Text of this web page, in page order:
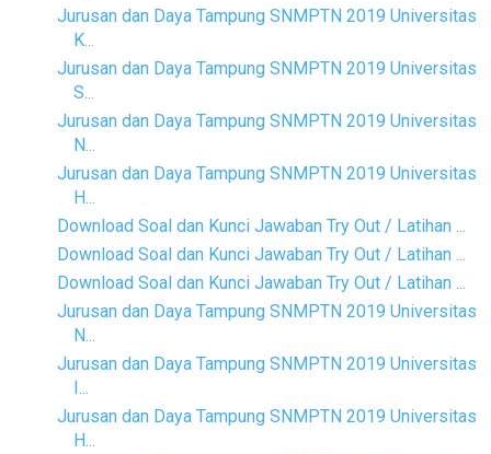
Jurusan dan Daya Tampung SNMPTN 2019 Universitas
K...
Jurusan dan Daya Tampung SNMPTN 2019 Universitas
S...
Jurusan dan Daya Tampung SNMPTN 2019 Universitas
N...
Jurusan dan Daya Tampung SNMPTN 2019 Universitas
H...
Download Soal dan Kunci Jawaban Try Out / Latihan ...
Download Soal dan Kunci Jawaban Try Out / Latihan ...
Download Soal dan Kunci Jawaban Try Out / Latihan ...
Jurusan dan Daya Tampung SNMPTN 2019 Universitas
N...
Jurusan dan Daya Tampung SNMPTN 2019 Universitas
I...
Jurusan dan Daya Tampung SNMPTN 2019 Universitas
H...